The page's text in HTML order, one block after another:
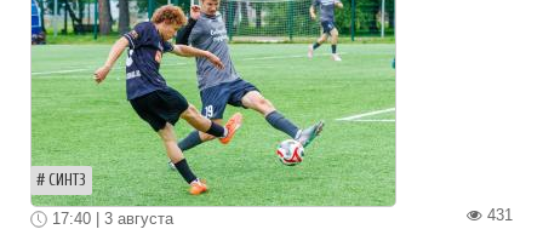
СИНТЗ
431
17:40 | 3 августа